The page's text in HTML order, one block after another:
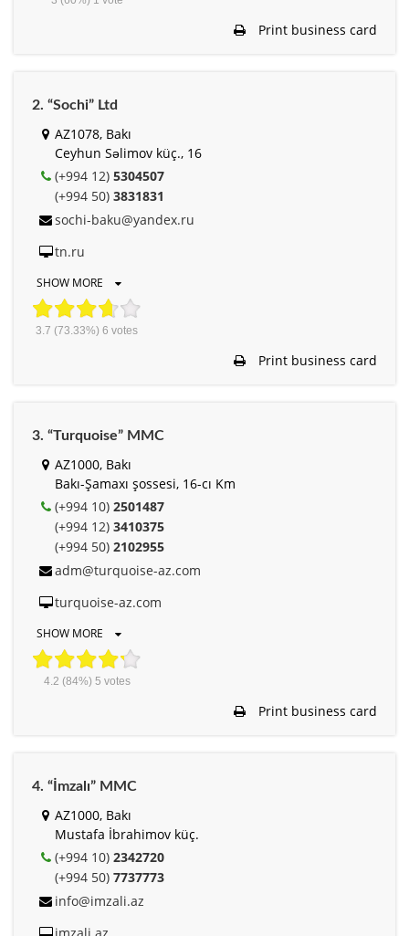
Print business card
2. “Sochi” Ltd
AZ1078, Bakı
Ceyhun Səlimov küç., 16
(+994 12) 5304507
(+994 50) 3831831
sochi-baku@yandex.ru
tn.ru
SHOW MORE
3.7 (73.33%) 6 votes
Print business card
3. “Turquoise” MMC
AZ1000, Bakı
Bakı-Şamaxı şossesi, 16-cı Km
(+994 10) 2501487
(+994 12) 3410375
(+994 50) 2102955
adm@turquoise-az.com
turquoise-az.com
SHOW MORE
4.2 (84%) 5 votes
Print business card
4. “İmzalı” MMC
AZ1000, Bakı
Mustafa İbrahimov küç.
(+994 10) 2342720
(+994 50) 7737773
info@imzali.az